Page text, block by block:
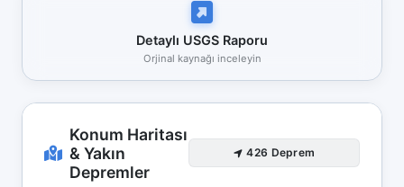
Detaylı USGS Raporu
Orjinal kaynağı inceleyin
Konum Haritası
& Yakın
Depremler
426 Deprem